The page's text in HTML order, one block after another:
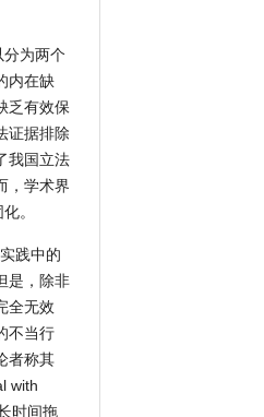
分为两个
内在缺
乏有效保
证据排除
我国立法
，学术界
。
践中的
是，除非
全无效
不当行
者称其
with
时间拖